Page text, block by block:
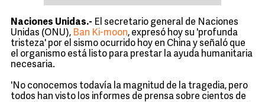
Naciones Unidas.- El secretario general de Naciones
Unidas (ONU), Ban Ki-moon, expresó hoy su 'profunda
tristeza' por el sismo ocurrido hoy en China y señaló que
el organismo está listo para prestar la ayuda humanitaria
necesaria.
'No conocemos todavía la magnitud de la tragedia, pero
todos han visto los informes de prensa sobre cientos de